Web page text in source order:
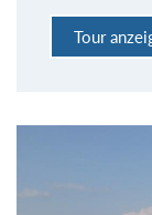
Tour